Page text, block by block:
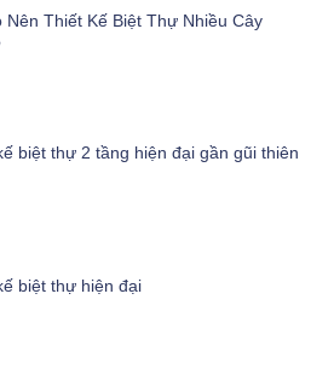
Nên Thiết Kế Biệt Thự Nhiều Cây
biệt thự 2 tầng hiện đại gần gũi thiên
biệt thự hiện đại